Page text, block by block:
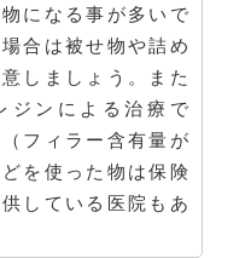
になる事が多いで
合は被せ物や詰め
しましょう。また
ジンによる治療で
フィラー含有量が
を使った物は保険
している医院もあ